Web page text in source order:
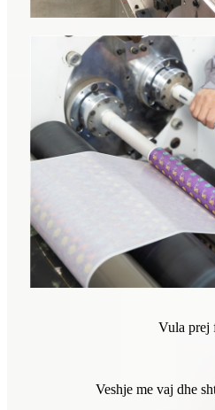
Vula prej
Veshje me vaj dhe